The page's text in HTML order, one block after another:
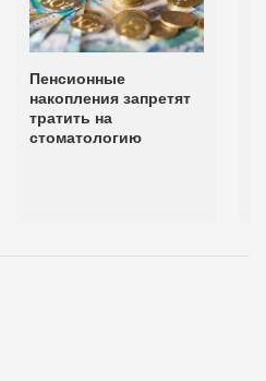
Пенсионные
накопления запретят
тратить на
стоматологию